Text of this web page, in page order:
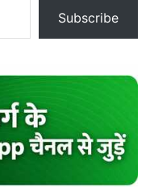
Subscribe